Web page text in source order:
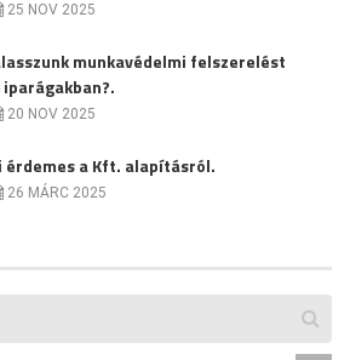
25 NOV 2025
munkavédelmi felszerelést
20 NOV 2025
érdemes a Kft. alapításról.
26 MÁRC 2025